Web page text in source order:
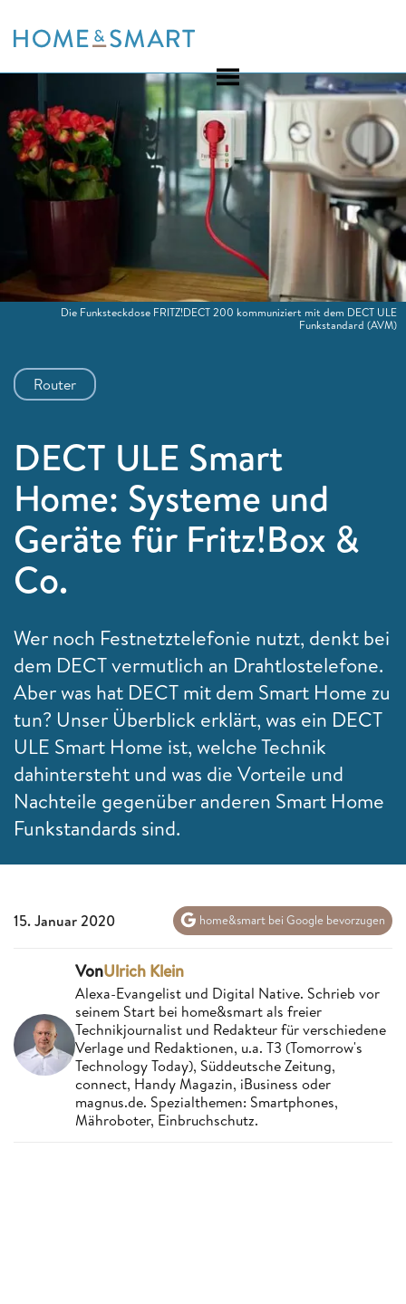
to
Router
DECT ULE Smart
Home: Systeme und
Geräte für Fritz!Box &
Co.
Wer noch Festnetztelefonie nutzt, denkt bei
dem DECT vermutlich an Drahtlostelefone.
Aber was hat DECT mit dem Smart Home zu
tun? Unser Überblick erklärt, was ein DECT
ULE Smart Home ist, welche Technik
dahintersteht und was die Vorteile und
Nachteile gegenüber anderen Smart Home
Funkstandards sind.
Die Funksteckdose FRITZ!DECT 200 kommuniziert mit dem DECT ULE
Funkstandard (AVM)
15. Januar 2020 home&smart bei Google bevorzugen
VonUlrich Klein
Alexa-Evangelist und Digital Native. Schrieb vor
seinem Start bei home&smart als freier
Technikjournalist und Redakteur für verschiedene
Verlage und Redaktionen, u.a. T3 (Tomorrow's
Technology Today), Süddeutsche Zeitung,
connect, Handy Magazin, iBusiness oder
magnus.de. Spezialthemen: Smartphones,
Mähroboter, Einbruchschutz.